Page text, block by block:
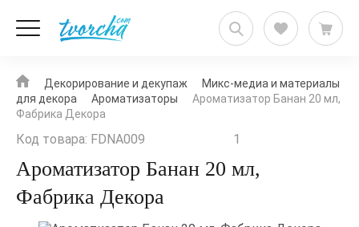
Декорирование и декупаж
Микс-медиа и материалы
для декора
Ароматизаторы
Aроматизатор Банан 20 мл,
Фабрика Декора
Код товара: FDNA009 1
Aроматизатор Банан 20 мл,
Фабрика Декора